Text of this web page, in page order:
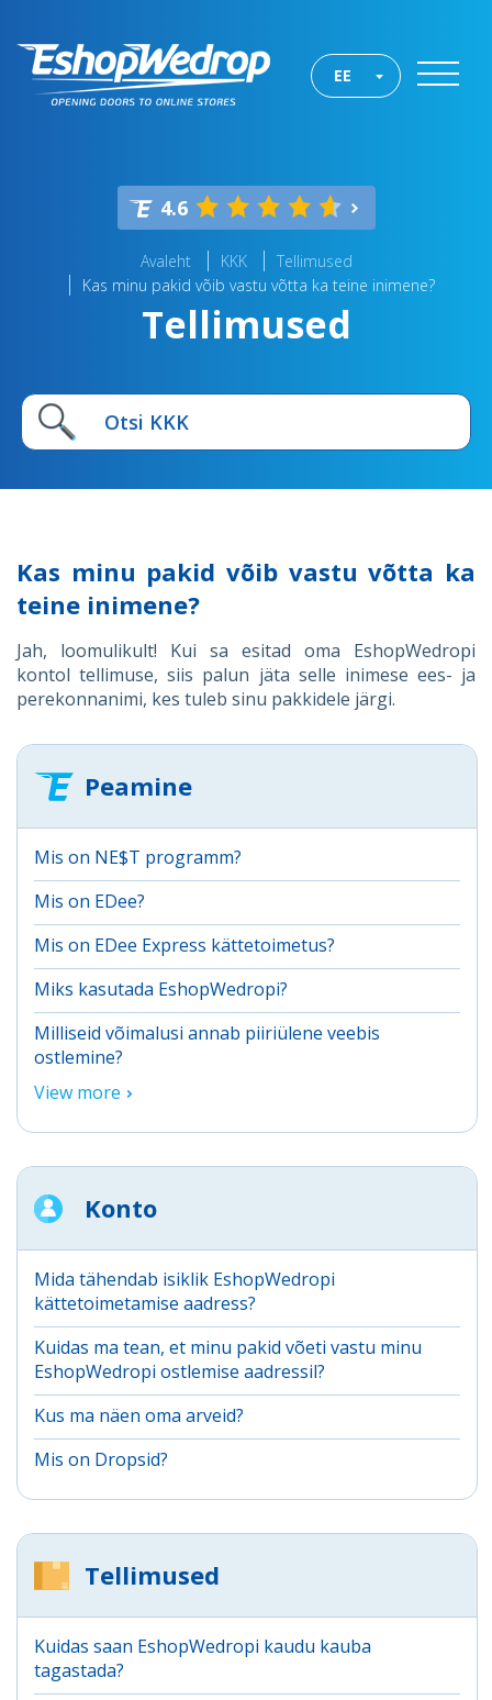
EE
4.6
Avaleht KKK
Tellimused
Kas minu pakid võib vastu võtta ka teine inimene?
Tellimused
Kas minu pakid võib vastu võtta ka
teine inimene?
Jah, loomulikult! Kui sa esitad oma EshopWedropi
kontol tellimuse, siis palun jäta selle inimese ees- ja
perekonnanimi, kes tuleb sinu pakkidele järgi.
Peamine
Mis on NE$T programm?
Mis on EDee?
Mis on EDee Express kättetoimetus?
Miks kasutada EshopWedropi?
Milliseid võimalusi annab piiriülene veebis
ostlemine?
View more
Konto
Mida tähendab isiklik EshopWedropi
kättetoimetamise aadress?
Kuidas ma tean, et minu pakid võeti vastu minu
EshopWedropi ostlemise aadressil?
Kus ma näen oma arveid?
Mis on Dropsid?
Tellimused
Kuidas saan EshopWedropi kaudu kauba
tagastada?